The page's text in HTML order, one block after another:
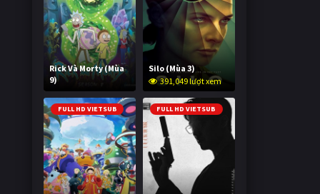
Rick Và Morty (Mùa
9)
3,011,001 lượt xem
Silo (Mùa 3)
391,049 lượt xem
FULL HD VIETSUB FULL HD VIETSUB